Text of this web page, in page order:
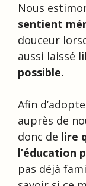
Nous
sentient
douceur
aussi laissé l
possible.
Afin
auprès de
donc de lire
l’éducation
pas déjà